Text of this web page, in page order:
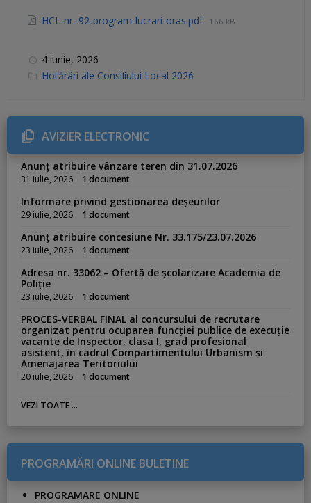
HCL-nr.-92-program-lucrari-oras.pdf 166 kB
4 iunie, 2026
C
r
i
e
s
Hotărâri ale Consiliului Local 2026
AVIZIER ELECTRONIC
Anunț atribuire vânzare teren din 31.07.2026
31 iulie, 2026 1 document
Informare privind gestionarea deșeurilor
29 iulie, 2026 1 document
Anunț atribuire concesiune Nr. 33.175/23.07.2026
23 iulie, 2026 1 document
Adresa nr. 33062 – Ofertă de școlarizare Academia de
Poliție
23 iulie, 2026 1 document
PROCES-VERBAL FINAL al concursului de recrutare
organizat pentru ocuparea funcției publice de execuție
vacante de Inspector, clasa I, grad profesional
asistent, în cadrul Compartimentului Urbanism și
Amenajarea Teritoriului
20 iulie, 2026 1 document
VEZI TOATE ...
PROGRAMĂRI ONLINE BULETINE
PROGRAMARE ONLINE